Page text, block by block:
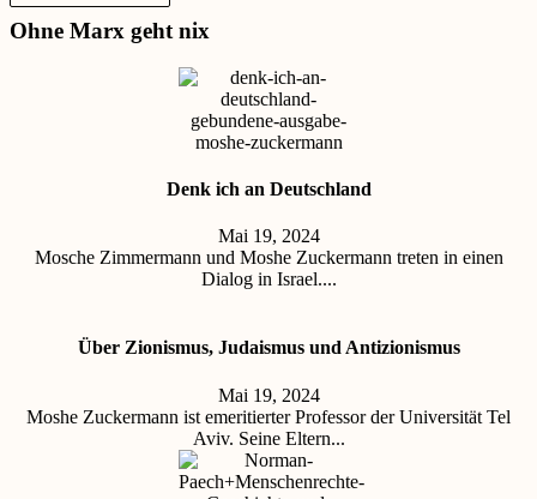
Ohne Marx geht nix
Denk ich an Deutschland
Mai 19, 2024
Mosche Zimmermann und Moshe Zuckermann treten in einen
Dialog in Israel....
Über Zionismus, Judaismus und Antizionismus
Mai 19, 2024
Moshe Zuckermann ist emeritierter Professor der Universität Tel
Aviv. Seine Eltern...